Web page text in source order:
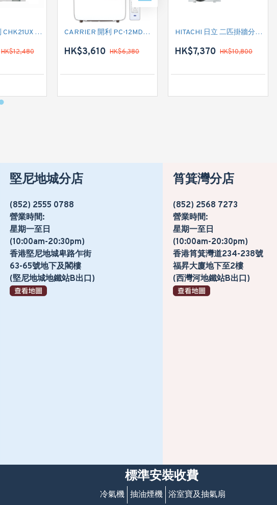
CARRIER 開利 CHK21UX 二匹半 變頻淨冷窗口式冷氣機 (附遙控)
HK$12,480
CARRIER 開利 PC-12MDK 匹半 移動式冷氣機 (附遙控)
HK$3,610 HK$6,380
CARRIER 開利 PC09MDK 一匹 移動式淨冷型冷氣機 (附遙控)
HK$2,880 HK$4,780
HITACHI 日立 二匹掛牆分體式變頻冷氣機 RASDX18CWK
HK$7,370 HK$10,800
堅尼地城分店
(852) 2555 0788
營業時間:
星期一至日
(10:00am-20:30pm)
香港堅尼地城卑路乍街
63-65號地下及閣樓
(堅尼地城地鐵站B出口)
筲箕灣分店
(852) 2568 7273
營業時間:
星期一至日
(10:00am-20:30pm)
香港筲箕灣道234-238號
福昇大廈地下至2樓
(西灣河地鐵站B出口)
標準安裝收費
冷氣機 抽油煙機 浴室寶及抽氣扇